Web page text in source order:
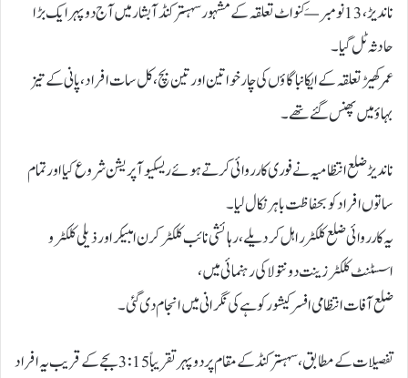
ناندیڑ، 13 نومبر — کِنواٹ تعلقہ کے مشہور سہسترکنڈ آبشار میں آج دوپہر ایک بڑا
حادثہ ٹل گیا۔
عمرکھيڑ تعلقہ کے ایکانبا گاؤں کی چار خواتین اور تین بچ، کل سات افراد، پانی کے تیز
بہاؤ میں پھنس گئے تھے۔
ناندیڑ ضلع انتظامیہ نے فوری کارروائی کرتے ہوئے ریسکیو آپریشن شروع کیا اور تمام
ساتوں افراد کو بحفاظت باہر نکال لیا۔
یہ کارروائی ضلع کلکٹر راہل کردیلے، رہائشی نائب کلکٹر کرن امبیکراور ذیلی کلکٹر و
اسسٹنٹ کلکٹر زینت دونتولا کی رہنمائی میں،
ضلع آفات انتظامی افسر کیشور کوہے کی نگرانی میں انجام دی گئی۔
تفصیلات کے مطابق، سہسترکنڈ کے مقام پر دوپہر تقریباً 3:15 بجے کے قریب یہ افراد